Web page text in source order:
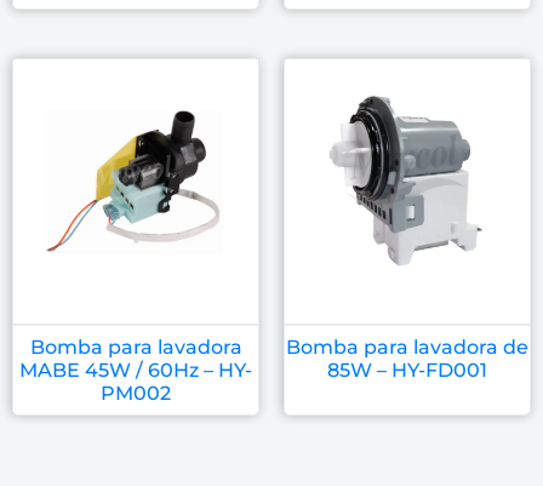
Bomba para lavadora
MABE 45W / 60Hz – HY-
PM002
Bomba para lavadora de
85W – HY-FD001